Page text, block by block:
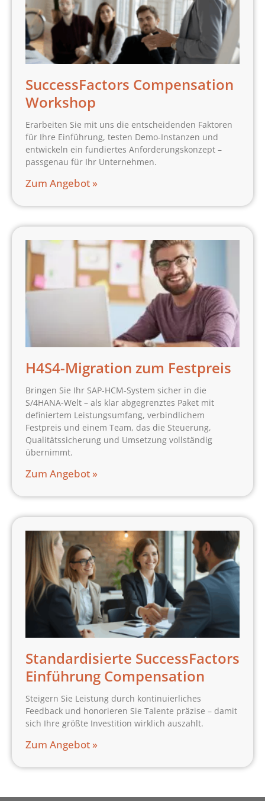
SuccessFactors Compensation
Workshop
Erarbeiten Sie mit uns die entscheidenden Faktoren
für Ihre Einführung, testen Demo-Instanzen und
entwickeln ein fundiertes Anforderungskonzept –
passgenau für Ihr Unternehmen.
Zum Angebot »
H4S4-Migration zum Festpreis
Bringen Sie Ihr SAP-HCM-System sicher in die
S/4HANA-Welt – als klar abgegrenztes Paket mit
definiertem Leistungsumfang, verbindlichem
Festpreis und einem Team, das die Steuerung,
Qualitätssicherung und Umsetzung vollständig
übernimmt.
Zum Angebot »
Standardisierte SuccessFactors
Einführung Compensation
Steigern Sie Leistung durch kontinuierliches
Feedback und honorieren Sie Talente präzise – damit
sich Ihre größte Investition wirklich auszahlt.
Zum Angebot »